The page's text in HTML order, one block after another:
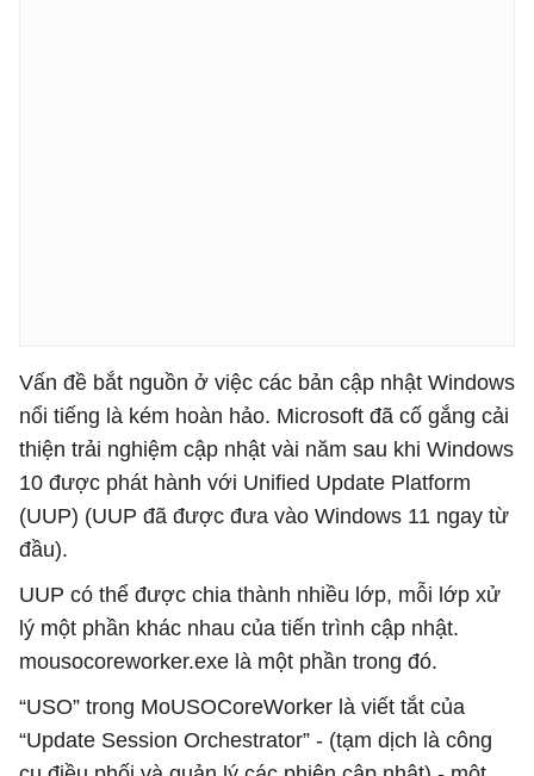
Vấn đề bắt nguồn ở việc các bản cập nhật Windows
nổi tiếng là kém hoàn hảo. Microsoft đã cố gắng cải
thiện trải nghiệm cập nhật vài năm sau khi Windows
10 được phát hành với Unified Update Platform
(UUP) (UUP đã được đưa vào Windows 11 ngay từ
đầu).
UUP có thể được chia thành nhiều lớp, mỗi lớp xử
lý một phần khác nhau của tiến trình cập nhật.
mousocoreworker.exe là một phần trong đó.
“USO” trong MoUSOCoreWorker là viết tắt của
“Update Session Orchestrator” - (tạm dịch là công